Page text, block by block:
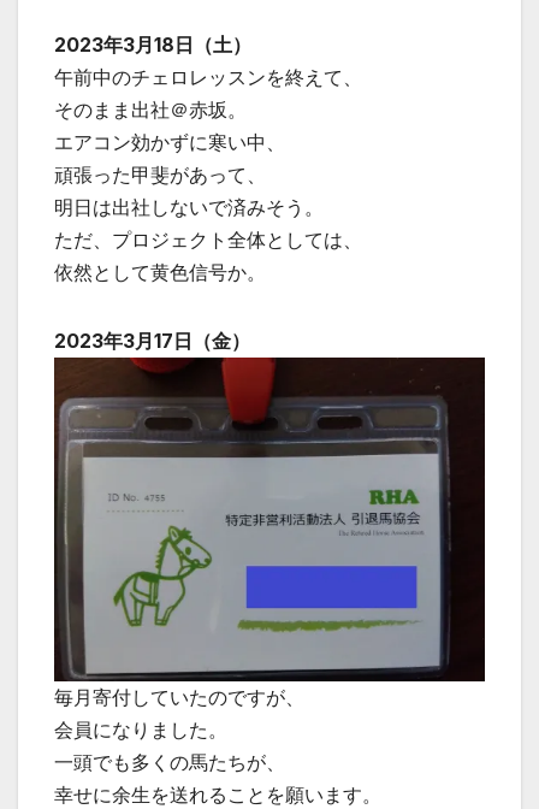
2023年3月18日（土）
午前中のチェロレッスンを終えて、
そのまま出社＠赤坂。
エアコン効かずに寒い中、
頑張った甲斐があって、
明日は出社しないで済みそう。
ただ、プロジェクト全体としては、
依然として黄色信号か。
2023年3月17日（金）
毎月寄付していたのですが、
会員になりました。
一頭でも多くの馬たちが、
幸せに余生を送れることを願います。